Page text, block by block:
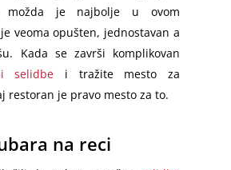
možda je najbolje u ovom
veoma opušten, jednostavan a
Kada se završi komplikovan
selidbe i tražite mesto za
restoran je pravo mesto za to.
na reci